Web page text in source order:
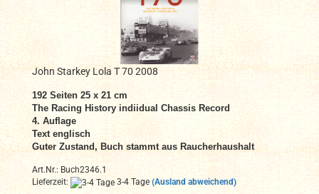
John Starkey Lola T 70 2008
192 Seiten 25 x 21 cm
The Racing History indiidual Chassis Record
4. Auflage
Text englisch
Guter Zustand, Buch stammt aus Raucherhaushalt
Art.Nr.: Buch2346.1
Lieferzeit:
3-4 Tage (Ausland abweichend)